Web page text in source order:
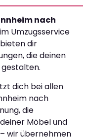
nach
Umzugsservice
dir
die deinen
dich bei allen
nach
die
Möbel und
wir übernehmen